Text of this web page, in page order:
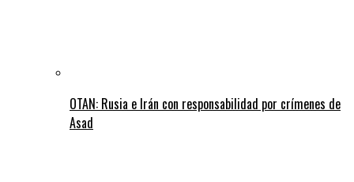
OTAN: Rusia e Irán con responsabilidad por crímenes de
Asad